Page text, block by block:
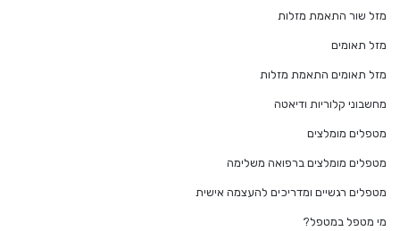
מזל שור התאמת מזלות
מזל תאומים
מזל תאומים התאמת מזלות
מחשבוני קלוריות ודיאטה
מטפלים מומלצים
מטפלים מומלצים ברפואה משלימה
מטפלים רגשיים ומדריכים להעצמה אישית
מי מטפל במטפל?